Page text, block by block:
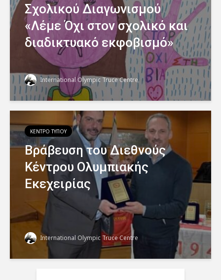
Σχολικού Διαγωνισμού
«Λέμε Όχι στον σχολικό και
διαδικτυακό εκφοβισμό»
International Olympic Truce Centre
ΚΕΝΤΡΟ ΤΥΠΟΥ
Βράβευση του Διεθνούς
Κέντρου Ολυμπιακής
Εκεχειρίας
International Olympic Truce Centre